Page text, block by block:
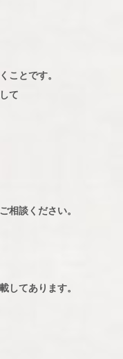
ことです。
て
相談ください。
してあります。